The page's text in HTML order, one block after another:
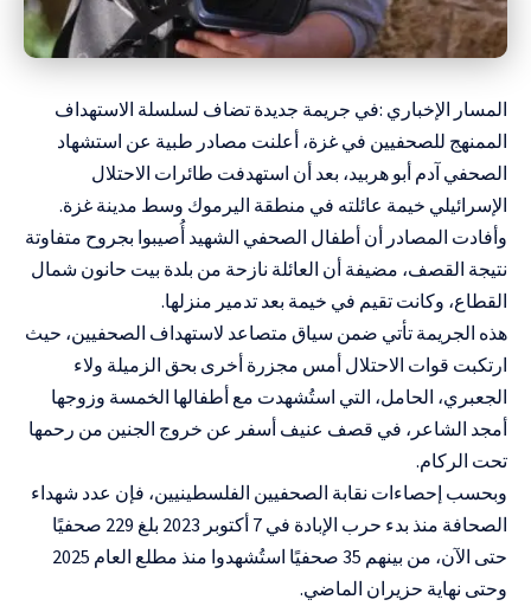
المسار الإخباري :في جريمة جديدة تضاف لسلسلة الاستهداف
الممنهج للصحفيين في غزة، أعلنت مصادر طبية عن استشهاد
الصحفي آدم أبو هربيد، بعد أن استهدفت طائرات الاحتلال
الإسرائيلي خيمة عائلته في منطقة اليرموك وسط مدينة غزة.
وأفادت المصادر أن أطفال الصحفي الشهيد أُصيبوا بجروح متفاوتة
نتيجة القصف، مضيفة أن العائلة نازحة من بلدة بيت حانون شمال
القطاع، وكانت تقيم في خيمة بعد تدمير منزلها.
هذه الجريمة تأتي ضمن سياق متصاعد لاستهداف الصحفيين، حيث
ارتكبت قوات الاحتلال أمس مجزرة أخرى بحق الزميلة ولاء
الجعبري، الحامل، التي استُشهدت مع أطفالها الخمسة وزوجها
أمجد الشاعر، في قصف عنيف أسفر عن خروج الجنين من رحمها
تحت الركام.
وبحسب إحصاءات نقابة الصحفيين الفلسطينيين، فإن عدد شهداء
الصحافة منذ بدء حرب الإبادة في 7 أكتوبر 2023 بلغ 229 صحفيًا
حتى الآن، من بينهم 35 صحفيًا استُشهدوا منذ مطلع العام 2025
وحتى نهاية حزيران الماضي.